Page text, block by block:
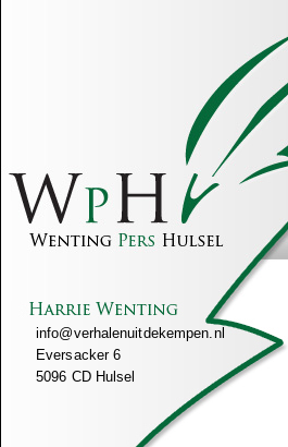
info@verhalenuitdekempen.nl
Eversacker 6
5096 CD Hulsel